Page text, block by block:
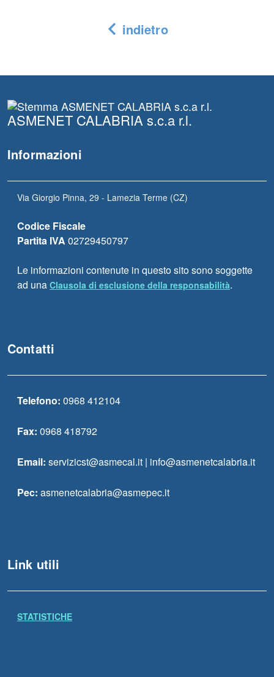
indietro
ASMENET CALABRIA s.c.a r.l.
Informazioni
Via Giorgio Pinna, 29 - Lamezia Terme (CZ)
Codice Fiscale
Partita IVA 02729450797
Le informazioni contenute in questo sito sono soggette
ad una Clausola di esclusione della responsabilità.
Contatti
Telefono: 0968 412104
Fax: 0968 418792
Email: servizicst@asmecal.it | info@asmenetcalabria.it
Pec: asmenetcalabria@asmepec.it
Link utili
STATISTICHE